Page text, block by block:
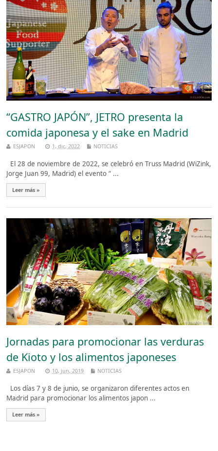
“GASTRO JAPÓN”, JETRO presenta la
comida japonesa y el sake en Madrid
ESJAPON 1, dic, 2022 NOTICIAS
El 28 de noviembre de 2022, se celebró en Truss Madrid (WiZink,
Jorge Juan 99, Madrid) el evento “ ...
Leer más »
Jornadas para promocionar las verduras
de Kioto y los alimentos japoneses
ESJAPON 10, jun, 2019 NOTICIAS
Los días 7 y 8 de junio, se organizaron diferentes actos en
Madrid para promocionar los alimentos japon ...
Leer más »